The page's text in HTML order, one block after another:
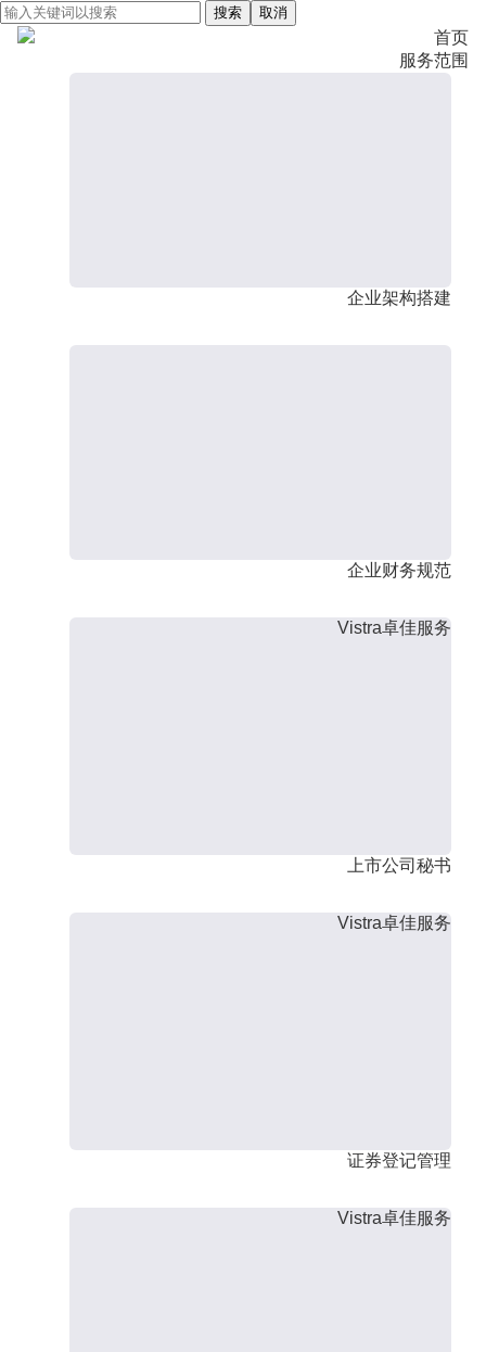
搜索 取消
首页
服务范围
企业架构搭建
企业财务规范
Vistra卓佳服务
上市公司秘书
Vistra卓佳服务
证券登记管理
Vistra卓佳服务